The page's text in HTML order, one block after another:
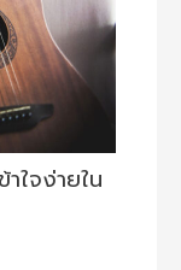
ใจง่ายใน